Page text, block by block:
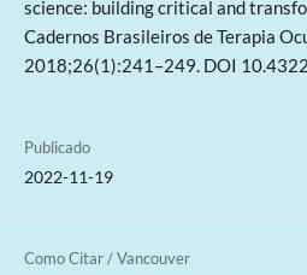
science: building critical and
Cadernos Brasileiros de Terapia
2018;26(1):241–249. DOI
Publicado
2022-11-19
Como Citar / Vancouver